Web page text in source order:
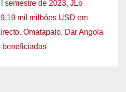
semestre de 2023, JLo
mil milhões USD em
Omatapalo, Dar Angola
beneficiadas